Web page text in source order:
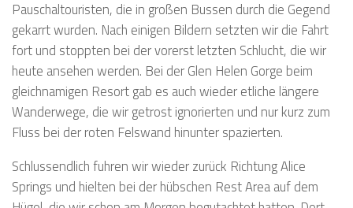
Pauschaltouristen, die in großen Bussen durch die Gegend
gekarrt wurden. Nach einigen Bildern setzten wir die Fahrt
fort und stoppten bei der vorerst letzten Schlucht, die wir
heute ansehen werden. Bei der Glen Helen Gorge beim
gleichnamigen Resort gab es auch wieder etliche längere
Wanderwege, die wir getrost ignorierten und nur kurz zum
Fluss bei der roten Felswand hinunter spazierten.
Schlussendlich fuhren wir wieder zurück Richtung Alice
Springs und hielten bei der hübschen Rest Area auf dem